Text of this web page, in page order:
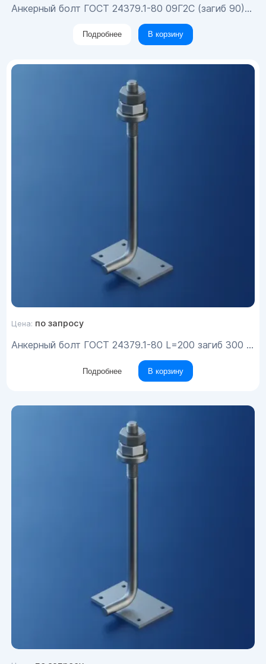
Анкерный болт ГОСТ 24379.1-80 09Г2С (загиб 90) М24х860
Подробнее В корзину
Цена: по запросу
Анкерный болт ГОСТ 24379.1-80 L=200 загиб 300 ст.45 М30х1240
Подробнее В корзину